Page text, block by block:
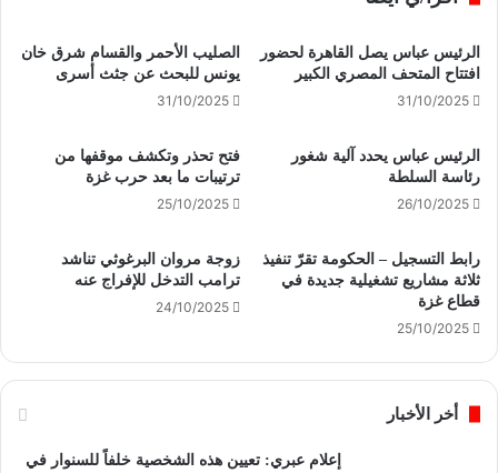
الرئيس عباس يصل القاهرة لحضور
افتتاح المتحف المصري الكبير
31/10/2025
الصليب الأحمر والقسام شرق خان
يونس للبحث عن جثث أسرى
31/10/2025
الرئيس عباس يحدد آلية شغور
رئاسة السلطة
26/10/2025
فتح تحذر وتكشف موقفها من
ترتيبات ما بعد حرب غزة
25/10/2025
رابط التسجيل – الحكومة تقرّ تنفيذ
ثلاثة مشاريع تشغيلية جديدة في
قطاع غزة
25/10/2025
زوجة مروان البرغوثي تناشد
ترامب التدخل للإفراج عنه
24/10/2025
أخر الأخبار
إعلام عبري: تعيين هذه الشخصية خلفاً للسنوار في